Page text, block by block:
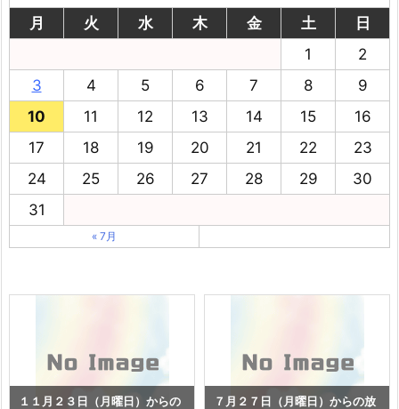
月
火 水 木 金 土
日
1
2
3
4 5 6 7 8
9
10
11 12 13 14 15
16
17
18 19 20 21 22
23
24
25 26 27 28 29
30
31
« 7月
１１月２３日（月曜日）からの
７月２７日（月曜日）からの放